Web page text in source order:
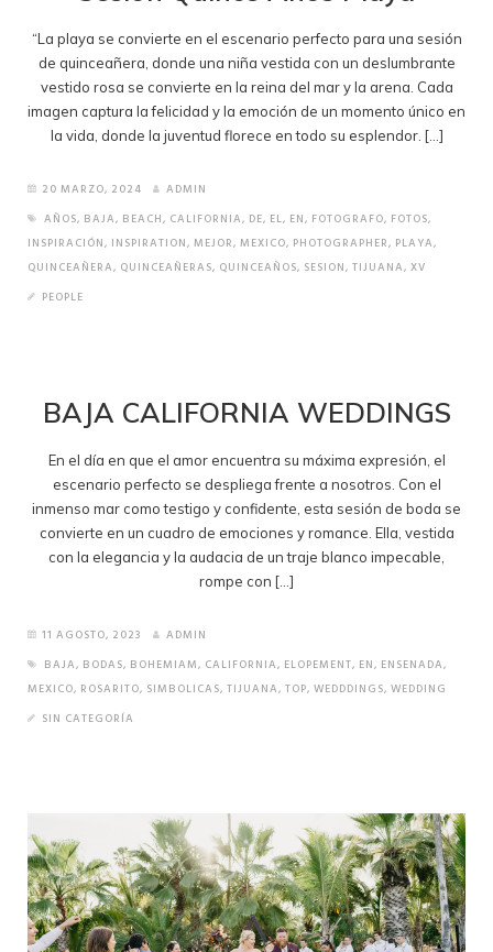
“La playa se convierte en el escenario perfecto para una sesión
de quinceañera, donde una niña vestida con un deslumbrante
vestido rosa se convierte en la reina del mar y la arena. Cada
imagen captura la felicidad y la emoción de un momento único en
la vida, donde la juventud florece en todo su esplendor. […]
20 MARZO, 2024
ADMIN
AÑOS, BAJA, BEACH, CALIFORNIA, DE, EL, EN, FOTOGRAFO, FOTOS,
INSPIRACIÓN, INSPIRATION, MEJOR, MEXICO, PHOTOGRAPHER, PLAYA,
QUINCEAÑERA, QUINCEAÑERAS, QUINCEAÑOS, SESION, TIJUANA, XV
PEOPLE
BAJA CALIFORNIA WEDDINGS
En el día en que el amor encuentra su máxima expresión, el
escenario perfecto se despliega frente a nosotros. Con el
inmenso mar como testigo y confidente, esta sesión de boda se
convierte en un cuadro de emociones y romance. Ella, vestida
con la elegancia y la audacia de un traje blanco impecable,
rompe con […]
11 AGOSTO, 2023
ADMIN
BAJA, BODAS, BOHEMIAM, CALIFORNIA, ELOPEMENT, EN, ENSENADA,
MEXICO, ROSARITO, SIMBOLICAS, TIJUANA, TOP, WEDDDINGS, WEDDING
SIN CATEGORÍA